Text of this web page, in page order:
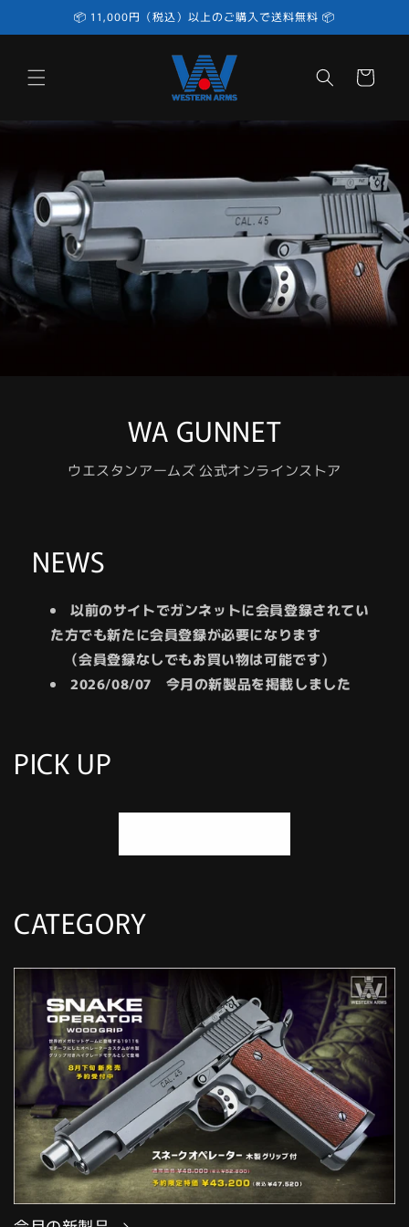
進む
📦 11,000円（税込）以上のご購入で送料無料 📦
ー
WA GUNNET
ウエスタンアームズ 公式オンラインストア
NEWS
以前のサイトでガンネットに会員登録されてい
た方でも新たに会員登録が必要になります
（会員登録なしでもお買い物は可能です）
2026/08/07 今月の新製品を掲載しました
PICK UP
CATEGORY